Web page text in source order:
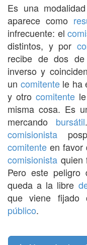
Es una
aparece como
infrecuente: el
distintos, y por
recibe de dos de
inverso y
un comitentele ha
y otrocomitente
misma cosa. Es
mercando bursátil
comisionista
comitente en favor
comisionista quien
Pero este peligro
queda a la libre
que viene fijado
público.